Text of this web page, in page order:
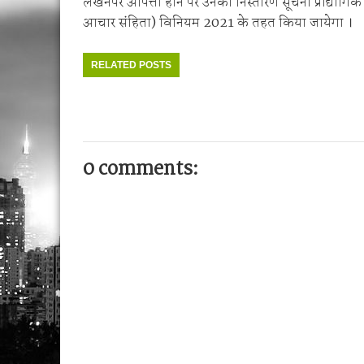
आचार संहिता) विनियम 2021 के तहत किया जायेगा ।
RELATED POSTS
0 comments: